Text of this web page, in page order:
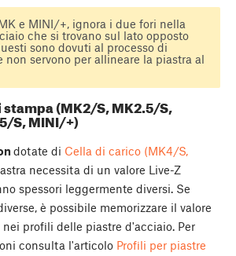
e MINI/+, ignora i due fori nella
che si trovano sul lato opposto
sono dovuti al processo di
non servono per allineare la piastra al
(MK2/S, MK2.5/S,
S, MINI/+)
dotate di Cella di carico (MK4/S,
necessita di un valore Live-Z
spessori leggermente diversi. Se
è possibile memorizzare il valore
profili delle piastre d'acciaio. Per
consulta l'articolo Profili per piastre